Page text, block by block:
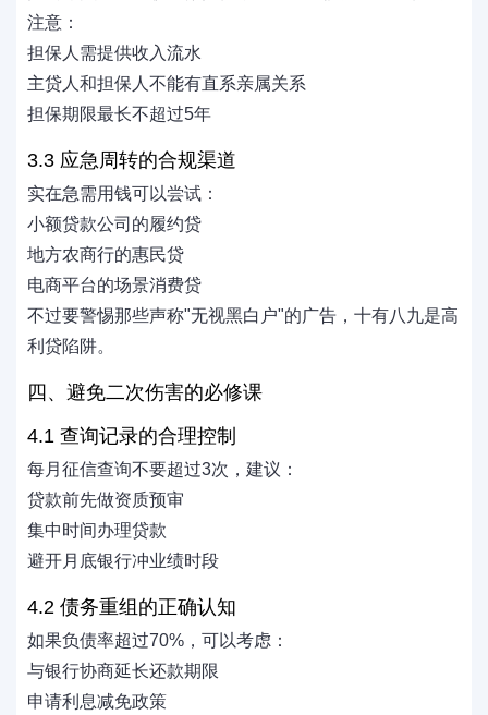
注意：
担保人需提供收入流水
主贷人和担保人不能有直系亲属关系
担保期限最长不超过5年
3.3 应急周转的合规渠道
实在急需用钱可以尝试：
小额贷款公司的履约贷
地方农商行的惠民贷
电商平台的场景消费贷
不过要警惕那些声称"无视黑白户"的广告，十有八九是高
利贷陷阱。
四、避免二次伤害的必修课
4.1 查询记录的合理控制
每月征信查询不要超过3次，建议：
贷款前先做资质预审
集中时间办理贷款
避开月底银行冲业绩时段
4.2 债务重组的正确认知
如果负债率超过70%，可以考虑：
与银行协商延长还款期限
申请利息减免政策